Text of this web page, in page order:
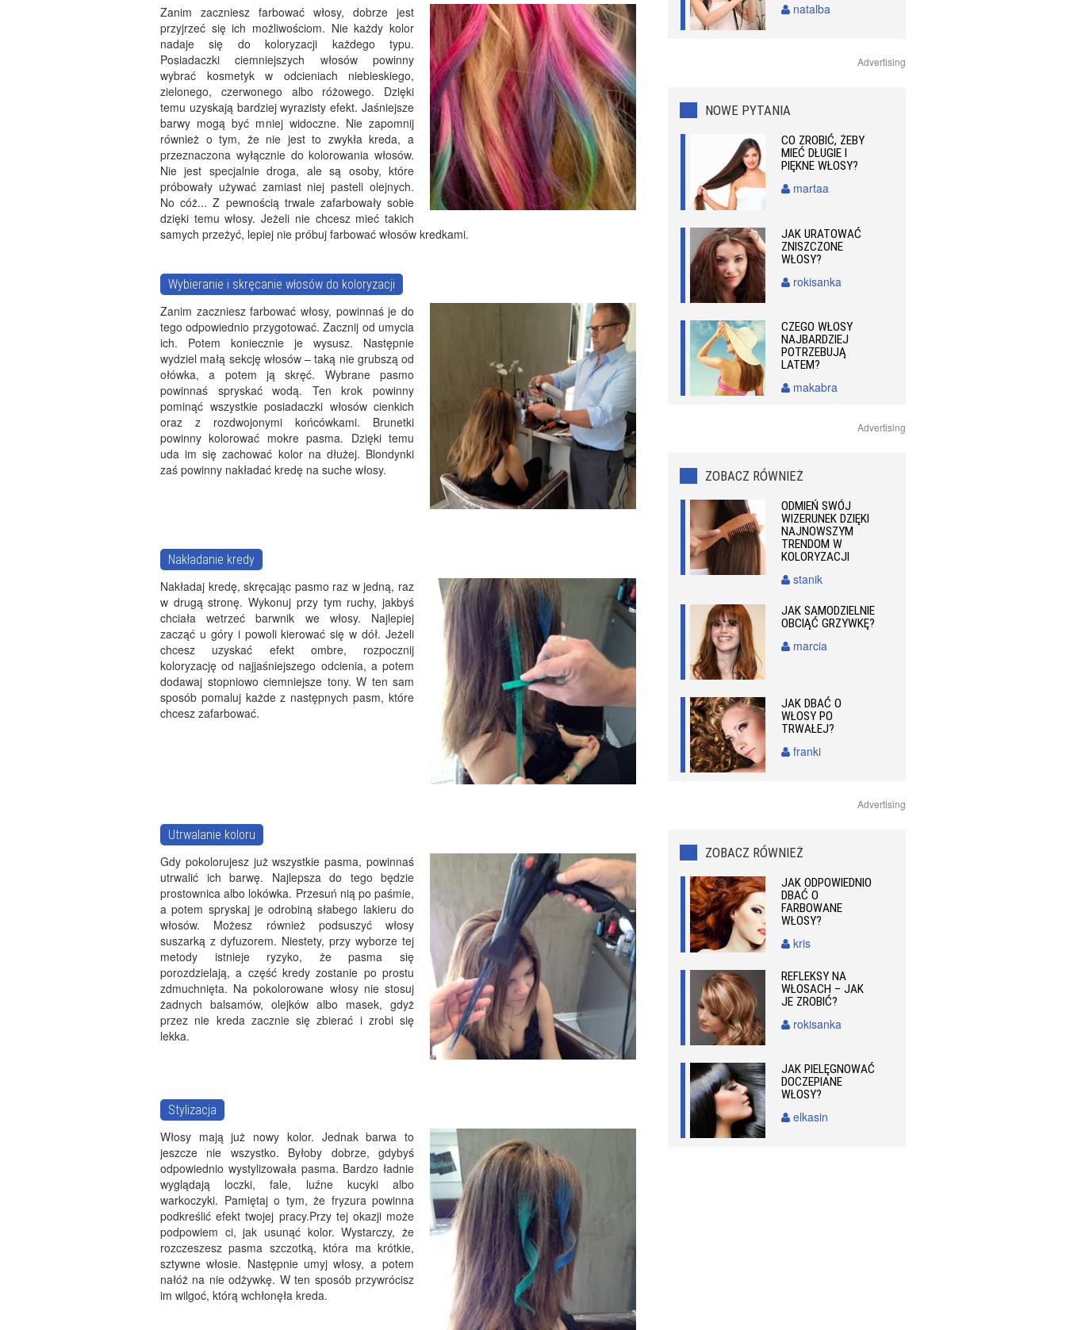
Zanim zaczniesz farbować włosy, dobrze jest
przyjrzeć się ich możliwościom. Nie każdy kolor
nadaje się do koloryzacji każdego typu.
Posiadaczki ciemniejszych włosów powinny
wybrać kosmetyk w odcieniach niebieskiego,
zielonego, czerwonego albo różowego. Dzięki
temu uzyskają bardziej wyrazisty efekt. Jaśniejsze
barwy mogą być mniej widoczne. Nie zapomnij
również o tym, że nie jest to zwykła kreda, a
przeznaczona wyłącznie do kolorowania włosów.
Nie jest specjalnie droga, ale są osoby, które
próbowały używać zamiast niej pasteli olejnych.
No cóż... Z pewnością trwale zafarbowały sobie
dzięki temu włosy. Jeżeli nie chcesz mieć takich
samych przeżyć, lepiej nie próbuj farbować włosów kredkami.
Wybieranie i skręcanie włosów do koloryzacji
Zanim zaczniesz farbować włosy, powinnaś je do
tego odpowiednio przygotować. Zacznij od umycia
ich. Potem koniecznie je wysusz. Następnie
wydziel małą sekcję włosów – taką nie grubszą od
ołówka, a potem ją skręć. Wybrane pasmo
powinnaś spryskać wodą. Ten krok powinny
pominąć wszystkie posiadaczki włosów cienkich
oraz z rozdwojonymi końcówkami. Brunetki
powinny kolorować mokre pasma. Dzięki temu
uda im się zachować kolor na dłużej. Blondynki
zaś powinny nakładać kredę na suche włosy.
Nakładanie kredy
Nakładaj kredę, skręcając pasmo raz w jedną, raz
w drugą stronę. Wykonuj przy tym ruchy, jakbyś
chciała wetrzeć barwnik we włosy. Najlepiej
zacząć u góry i powoli kierować się w dół. Jeżeli
chcesz uzyskać efekt ombre, rozpocznij
koloryzację od najjaśniejszego odcienia, a potem
dodawaj stopniowo ciemniejsze tony. W ten sam
sposób pomaluj każde z następnych pasm, które
chcesz zafarbować.
Utrwalanie koloru
Gdy pokolorujesz już wszystkie pasma, powinnaś
utrwalić ich barwę. Najlepsza do tego będzie
prostownica albo lokówka. Przesuń nią po paśmie,
a potem spryskaj je odrobiną słabego lakieru do
włosów. Możesz również podsuszyć włosy
suszarką z dyfuzorem. Niestety, przy wyborze tej
metody istnieje ryzyko, że pasma się
porozdzielają, a część kredy zostanie po prostu
zdmuchnięta. Na pokolorowane włosy nie stosuj
żadnych balsamów, olejków albo masek, gdyż
przez nie kreda zacznie się zbierać i zrobi się
lekka.
Stylizacja
Włosy mają już nowy kolor. Jednak barwa to
jeszcze nie wszystko. Byłoby dobrze, gdybyś
odpowiednio wystylizowała pasma. Bardzo ładnie
wyglądają loczki, fale, luźne kucyki albo
warkoczyki. Pamiętaj o tym, że fryzura powinna
podkreślić efekt twojej pracy.Przy tej okazji może
podpowiem ci, jak usunąć kolor. Wystarczy, że
rozczeszesz pasma szczotką, która ma krótkie,
sztywne włosie. Następnie umyj włosy, a potem
nałóż na nie odżywkę. W ten sposób przywrócisz
im wilgoć, którą wchłonęła kreda.
natalba
Advertising
NOWE PYTANIA
CO ZROBIĆ, ŻEBY
MIEĆ DŁUGIE I
PIĘKNE WŁOSY?
martaa
JAK URATOWAĆ
ZNISZCZONE
WŁOSY?
rokisanka
CZEGO WŁOSY
NAJBARDZIEJ
POTRZEBUJĄ
LATEM?
makabra
Advertising
ZOBACZ RÓWNIEŻ
ODMIEŃ SWÓJ
WIZERUNEK DZIĘKI
NAJNOWSZYM
TRENDOM W
KOLORYZACJI
stanik
JAK SAMODZIELNIE
OBCIĄĆ GRZYWKĘ?
marcia
JAK DBAĆ O
WŁOSY PO
TRWAŁEJ?
franki
Advertising
ZOBACZ RÓWNIEŻ
JAK ODPOWIEDNIO
DBAĆ O
FARBOWANE
WŁOSY?
kris
REFLEKSY NA
WŁOSACH – JAK
JE ZROBIĆ?
rokisanka
JAK PIELĘGNOWAĆ
DOCZEPIANE
WŁOSY?
elkasin